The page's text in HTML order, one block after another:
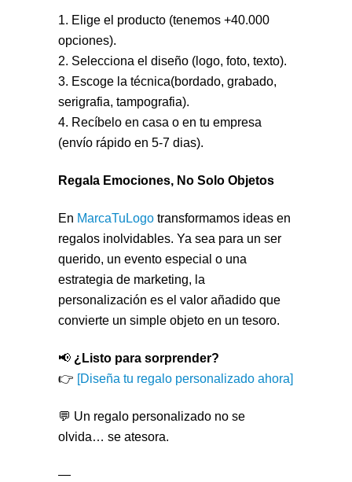
1. Elige el producto (tenemos +40.000
opciones).
2. Selecciona el diseño (logo, foto, texto).
3. Escoge la técnica(bordado, grabado,
serigrafia, tampografia).
4. Recíbelo en casa o en tu empresa
(envío rápido en 5-7 dias).
Regala Emociones, No Solo Objetos
En MarcaTuLogo transformamos ideas en
regalos inolvidables. Ya sea para un ser
querido, un evento especial o una
estrategia de marketing, la
personalización es el valor añadido que
convierte un simple objeto en un tesoro.
📢 ¿Listo para sorprender?
👉 [Diseña tu regalo personalizado ahora]
💬 Un regalo personalizado no se
olvida… se atesora.
—